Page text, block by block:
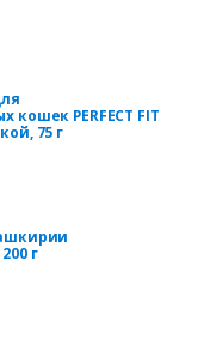
кошек PERFECT FIT
75 г
г